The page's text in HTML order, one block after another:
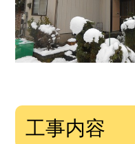
工事内容